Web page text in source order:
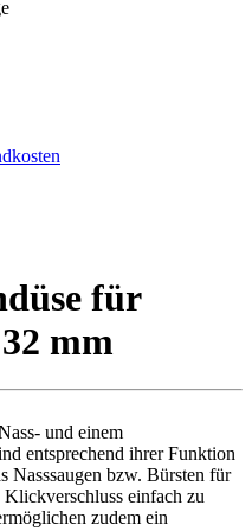
für
mm
und einem
entsprechend ihrer Funktion
Nasssaugen bzw. Bürsten für
Klickverschluss einfach zu
zudem ein